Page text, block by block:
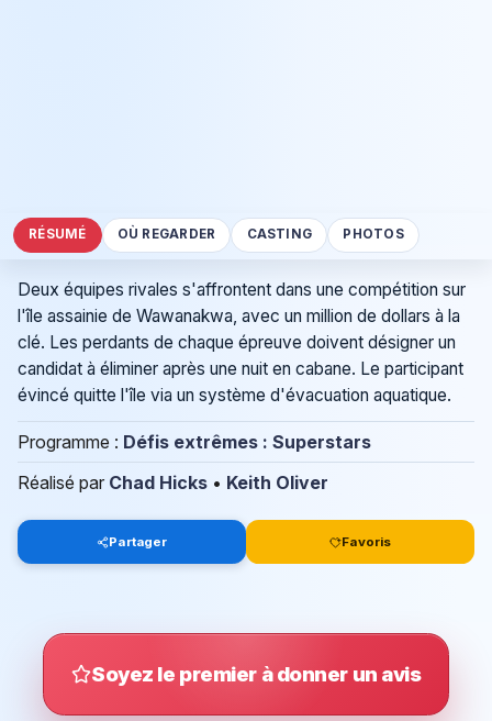
RÉSUMÉ OÙ REGARDER CASTING PHOTOS
Deux équipes rivales s'affrontent dans une compétition sur
l'île assainie de Wawanakwa, avec un million de dollars à la
clé. Les perdants de chaque épreuve doivent désigner un
candidat à éliminer après une nuit en cabane. Le participant
évincé quitte l'île via un système d'évacuation aquatique.
Programme : Défis extrêmes : Superstars
Réalisé par Chad Hicks • Keith Oliver
Partager Favoris
Soyez le premier à donner un avis